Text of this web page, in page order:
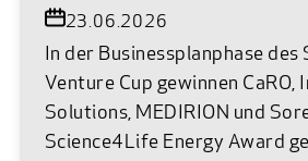
23.06.2026
In der Businessplanphase
Venture Cup gewinnen CaRO,
Solutions, MEDIRION und
Science4Life Energy Award geht